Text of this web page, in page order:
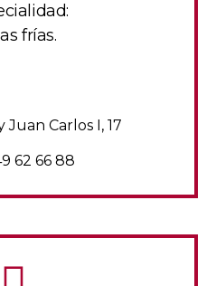
frías.
Juan Carlos I, 17
62 66 88